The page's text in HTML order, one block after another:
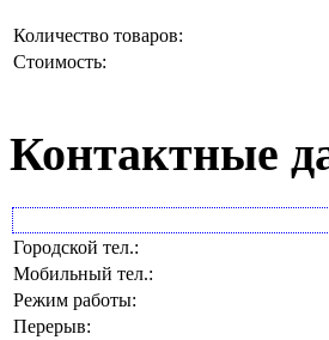
Количество товаров:
Стоимость:
Контактные
Городской тел.:
Мобильный тел.:
Режим работы:
Перерыв: